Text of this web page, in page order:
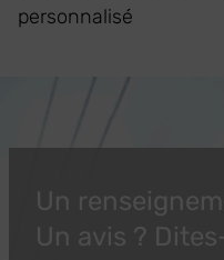
personnalisé
Un
Un avis ?